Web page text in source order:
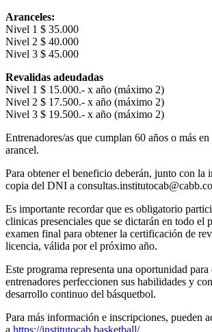
Aranceles:
Nivel 1 $ 35.000
Nivel 2 $ 40.000
Nivel 3 $ 45.000
Revalidas adeudadas
Nivel 1 $ 15.000.- x año (máximo 2)
Nivel 2 $ 17.500.- x año (máximo 2)
Nivel 3 $ 19.500.- x año (máximo 2)
Entrenadores/as que cumplan 60 años o más
arancel.
Para obtener el beneficio deberán, junto con la
copia del DNI a
Es importante recordar que es obligatorio
clinicas presenciales que se dictarán en todo el
examen final para obtener la certificación de
licencia, válida por el próximo año.
Este programa representa una oportunidad
entrenadores perfeccionen sus habilidades y
desarrollo continuo del básquetbol.
Para más información e inscripciones, pueden
a https://institutocab.basketball/